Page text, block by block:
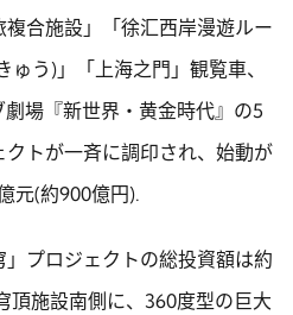
合施設」「徐汇西岸漫遊ルー
ゅう)」「上海之門」観覧車、
場『新世界・黄金時代』の5
トが一斉に調印され、始動が
元(約900億円).
プロジェクトの総投資額は約
頂施設南側に、360度型の巨大